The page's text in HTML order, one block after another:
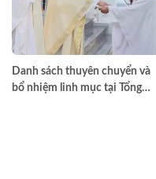
Danh sách thuyên chuyển và
bổ nhiệm linh mục tại Tổng